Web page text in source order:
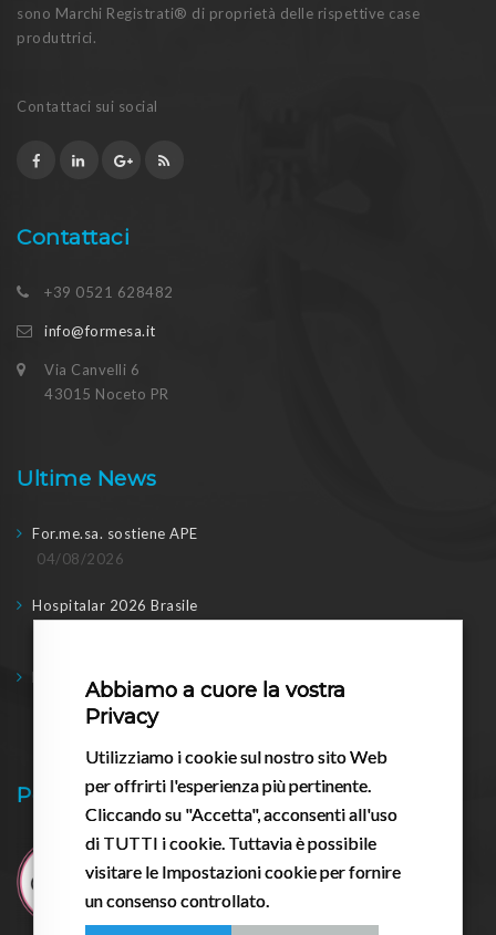
sono Marchi Registrati® di proprietà delle rispettive case
produttrici.
Contattaci sui social
Contattaci
+39 0521 628482
info@formesa.it
Via Canvelli 6
43015 Noceto PR
Ultime News
For.me.sa. sostiene APE
04/08/2026
Hospitalar 2026 Brasile
Formesa a WHX Dubai
17/02/2026
Pessario.it
Abbiamo a cuore la vostra
Privacy
Utilizziamo i cookie sul nostro sito Web
per offrirti l'esperienza più pertinente.
Cliccando su "Accetta", acconsenti all'uso
di TUTTI i cookie. Tuttavia è possibile
visitare le Impostazioni cookie per fornire
un consenso controllato.